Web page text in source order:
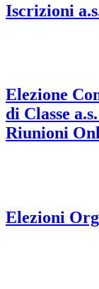
Iscrizioni
Elezione
di Classe
Riunioni
Elezioni